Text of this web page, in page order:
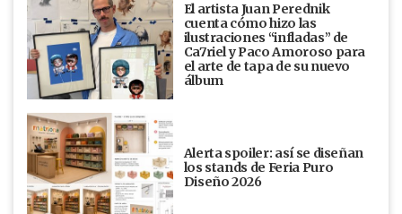
El artista Juan Perednik
cuenta cómo hizo las
ilustraciones “infladas” de
Ca7riel y Paco Amoroso para
el arte de tapa de su nuevo
álbum
Alerta spoiler: así se diseñan
los stands de Feria Puro
Diseño 2026